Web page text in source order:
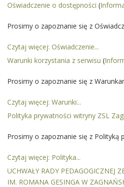
Oświadczenie o dostępności (
Prosimy o zapoznanie się z
Czytaj więcej: Oświadczenie...
Warunki korzystania z serwisu (
Prosimy o zapoznanie się z
Czytaj więcej: Warunki...
Polityka prywatności witryny ZSL
Prosimy o zapoznanie się z Polityką
Czytaj więcej: Polityka...
UCHWAŁY RADY PEDAGOGICZNEJ
IM. ROMANA GESINGA W